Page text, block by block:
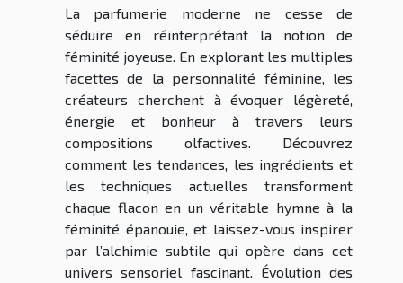
La parfumerie moderne ne cesse de
séduire en réinterprétant la notion de
féminité joyeuse. En explorant les multiples
facettes de la personnalité féminine, les
créateurs cherchent à évoquer légèreté,
énergie et bonheur à travers leurs
compositions olfactives. Découvrez
comment les tendances, les ingrédients et
les techniques actuelles transforment
chaque flacon en un véritable hymne à la
féminité épanouie, et laissez-vous inspirer
par l’alchimie subtile qui opère dans cet
univers sensoriel fascinant. Évolution des